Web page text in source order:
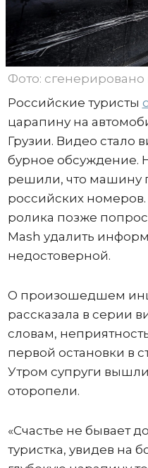
Фото:
Российские туристы
царапину на
Грузии. Видео стало
бурное обсуждение.
решили, что машину
российских
ролика позже
Mash удалить
недостоверной.
О произошедшем
рассказала в серии
словам,
первой остановки в
Утром супруги
оторопели.
«Счастье не бывает
туристка, увидев на